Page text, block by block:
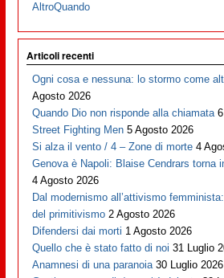
AltroQuando
Articoli recenti
Ogni cosa e nessuna: lo stormo come
Agosto 2026
Quando Dio non risponde alla chiamata
Street Fighting Men 5 Agosto 2026
Si alza il vento / 4 – Zone di morte 4
Genova è Napoli: Blaise Cendrars torna
4 Agosto 2026
Dal modernismo all’attivismo
del primitivismo 2 Agosto 2026
Difendersi dai morti 1 Agosto 2026
Quello che è stato fatto di noi 31 Luglio
Anamnesi di una paranoia 30 Luglio 2026